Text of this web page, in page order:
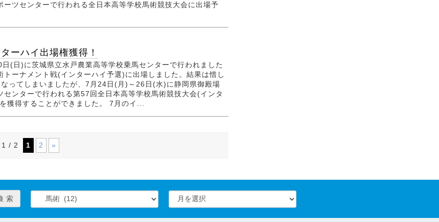
ーツセンターで行われる全日本高等学校馬術競技大会に出場予
ーハイ出場権獲得！
(日)に茨城県立水戸農業高等学校乗馬センターで行われました
トーナメント戦(インターハイ予選)に出場しました。結果は惜し
なってしまいましたが、7月24日(月)～26日(水)に静岡県御殿場
センターで行われる第57回全日本高等学校馬術競技大会(インタ
獲得することができました。 7月のイ...
1 / 2 1 2 »